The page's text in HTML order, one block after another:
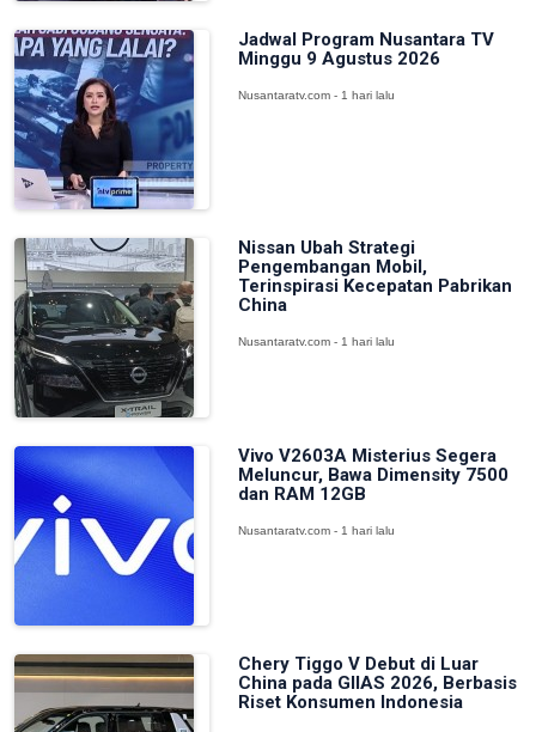
Jadwal Program Nusantara TV
Minggu 9 Agustus 2026
Nusantaratv.com - 1 hari lalu
Nissan Ubah Strategi
Pengembangan Mobil,
Terinspirasi Kecepatan Pabrikan
China
Nusantaratv.com - 1 hari lalu
Vivo V2603A Misterius Segera
Meluncur, Bawa Dimensity 7500
dan RAM 12GB
Nusantaratv.com - 1 hari lalu
Chery Tiggo V Debut di Luar
China pada GIIAS 2026, Berbasis
Riset Konsumen Indonesia